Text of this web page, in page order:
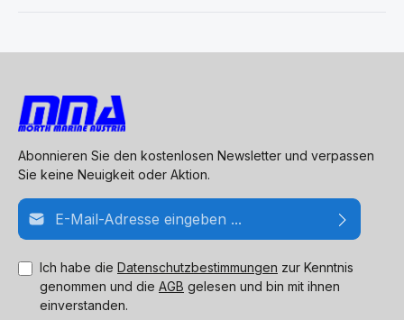
Abonnieren Sie den kostenlosen Newsletter und verpassen
Sie keine Neuigkeit oder Aktion.
E-Mail-Adresse*
Ich habe die Datenschutzbestimmungen zur Kenntnis
genommen und die AGB gelesen und bin mit ihnen
einverstanden.